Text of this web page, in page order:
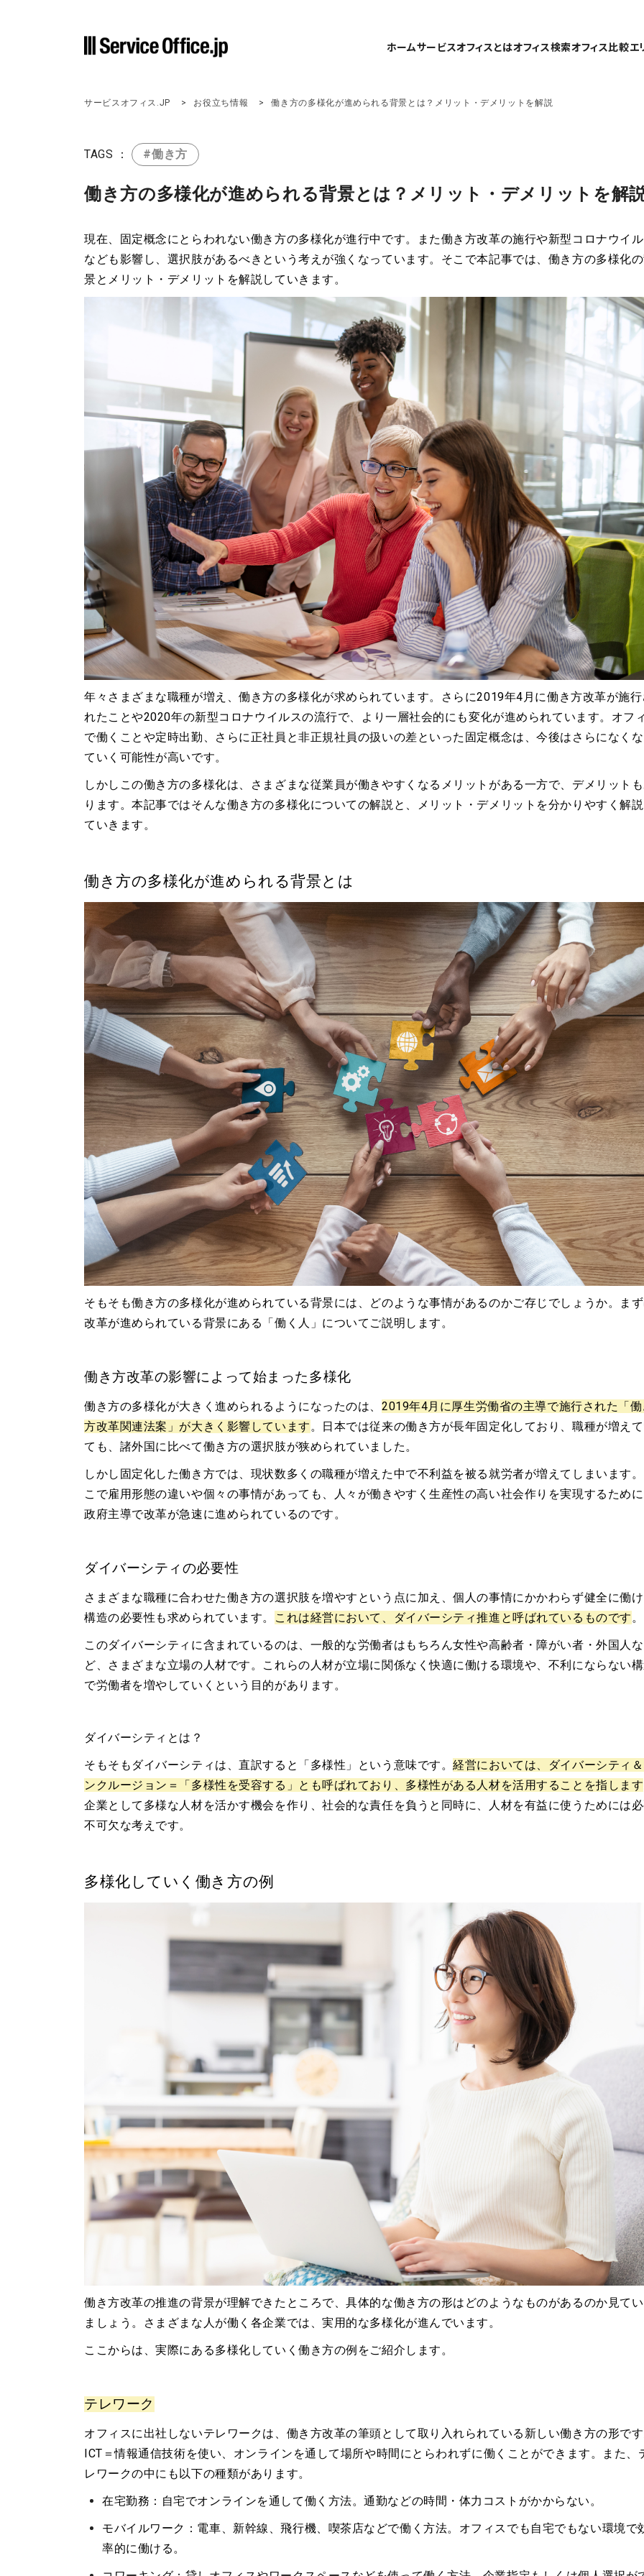
ホームサービスオフィスとはオフィス検索オフィス比較エ
サービスオフィス.JP お役立ち情報 働き方の多様化が進められる背景とは？メリット・デメリットを解説
TAGS ： #働き方
働き方の多様化が進められる背景とは？メリット・デメリットを解
現在、固定概念にとらわれない働き方の多様化が進行中です。また働き方改革の施行や新型コロナウイル
なども影響し、選択肢があるべきという考えが強くなっています。そこで本記事では、働き方の多様化
景とメリット・デメリットを解説していきます。
年々さまざまな職種が増え、働き方の多様化が求められています。さらに2019年4月に働き方改革が施行
れたことや2020年の新型コロナウイルスの流行で、より一層社会的にも変化が進められています。オフ
で働くことや定時出勤、さらに正社員と非正規社員の扱いの差といった固定概念は、今後はさらになくな
ていく可能性が高いです。
しかしこの働き方の多様化は、さまざまな従業員が働きやすくなるメリットがある一方で、デメリット
ります。本記事ではそんな働き方の多様化についての解説と、メリット・デメリットを分かりやすく解説
ていきます。
働き方の多様化が進められる背景とは
そもそも働き方の多様化が進められている背景には、どのような事情があるのかご存じでしょうか。ま
改革が進められている背景にある「働く人」についてご説明します。
働き方改革の影響によって始まった多様化
働き方の多様化が大きく進められるようになったのは、 2019年4月に厚生労働省の主導で施行された「働
方改革関連法案」が大きく影響しています 。日本では従来の働き方が長年固定化しており、職種が増え
ても、諸外国に比べて働き方の選択肢が狭められていました。
しかし固定化した働き方では、現状数多くの職種が増えた中で不利益を被る就労者が増えてしまいます
こで雇用形態の違いや個々の事情があっても、人々が働きやすく生産性の高い社会作りを実現するために
政府主導で改革が急速に進められているのです。
ダイバーシティの必要性
さまざまな職種に合わせた働き方の選択肢を増やすという点に加え、個人の事情にかかわらず健全に働け
構造の必要性も求められています。
これは経営において、ダイバーシティ推進と呼ばれているものです 。
このダイバーシティに含まれているのは、一般的な労働者はもちろん女性や高齢者・障がい者・外国人な
ど、さまざまな立場の人材です。これらの人材が立場に関係なく快適に働ける環境や、不利にならない
で労働者を増やしていくという目的があります。
ダイバーシティとは？
そもそもダイバーシティは、直訳すると「多様性」という意味です。経営においては、ダイバーシティ＆
ンクルージョン＝「多様性を受容する」とも呼ばれており、多様性がある人材を活用することを指します
企業として多様な人材を活かす機会を作り、社会的な責任を負うと同時に、人材を有益に使うためには
不可欠な考えです。
多様化していく働き方の例
働き方改革の推進の背景が理解できたところで、具体的な働き方の形はどのようなものがあるのか見てい
ましょう。さまざまな人が働く各企業では、実用的な多様化が進んでいます。
ここからは、実際にある多様化していく働き方の例をご紹介します。
テレワーク
オフィスに出社しないテレワークは、働き方改革の筆頭として取り入れられている新しい働き方の形です
ICT＝情報通信技術を使い、オンラインを通して場所や時間にとらわれずに働くことができます。また、
レワークの中にも以下の種類があります。
在宅勤務：自宅でオンラインを通して働く方法。通勤などの時間・体力コストがかからない。
モバイルワーク：電車、新幹線、飛行機、喫茶店などで働く方法。オフィスでも自宅でもない環境で
率的に働ける。